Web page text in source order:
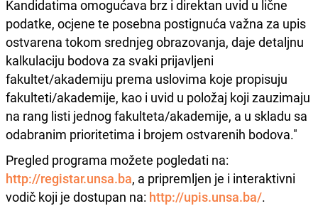
Kandidatima omogućava brz i direktan uvid u lične
podatke, ocjene te posebna postignuća važna za upis
ostvarena tokom srednjeg obrazovanja, daje detaljnu
kalkulaciju bodova za svaki prijavljeni
fakultet/akademiju prema uslovima koje propisuju
fakulteti/akademije, kao i uvid u položaj koji zauzimaju
na rang listi jednog fakulteta/akademije, a u skladu sa
odabranim prioritetima i brojem ostvarenih bodova."
Pregled programa možete pogledati na:
http://registar.unsa.ba, a pripremljen je i interaktivni
vodič koji je dostupan na: http://upis.unsa.ba/.